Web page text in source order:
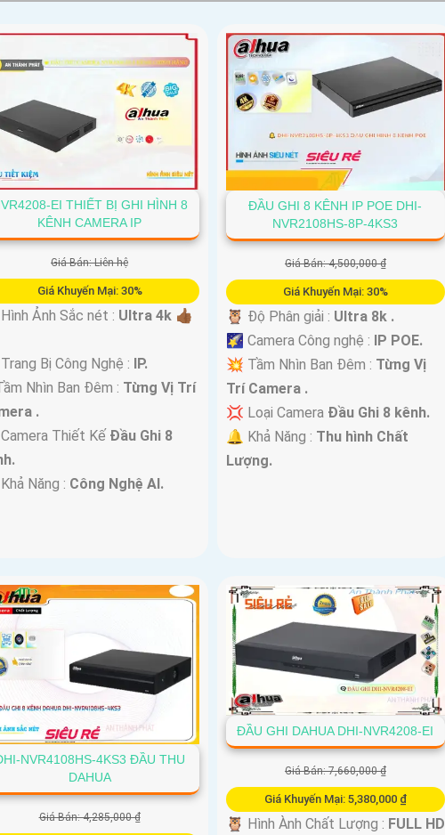
EI THIẾT BỊ GHI HÌNH 8
KÊNH CAMERA IP
Giá Bán: Liên hệ
Giá Khuyến Mại: 30%
Ảnh Sắc nét : Ultra 4k 👍🏾
Bị Công Nghệ :
IP.
Nhìn Ban Đêm : Từng Vị Trí
.
Thiết Kế Đầu Ghi 8
Năng : Công Nghệ AI.
ĐẦU GHI 8 KÊNH IP POE DHI-
NVR2108HS-8P-4KS3
Giá Bán: 4,500,000 ₫
Giá Khuyến Mại: 30%
🦉 Độ Phân giải : Ultra 8k .
🌠 Camera Công nghệ : IP POE.
💥 Tầm Nhìn Ban Đêm : Từng Vị
Trí Camera .
💢 Loại Camera Đầu Ghi 8 kênh.
️🔔 Khả Năng : Thu hình Chất
Lượng.
NVR4108HS-4KS3 ĐẦU THU
DAHUA
Giá Bán: 4,285,000 ₫
ĐẦU GHI DAHUA DHI-NVR4208-EI
Giá Bán: 7,660,000 ₫
Giá Khuyến Mại: 5,380,000 ₫
🦉 Hình Ành Chất Lượng : FULL HD